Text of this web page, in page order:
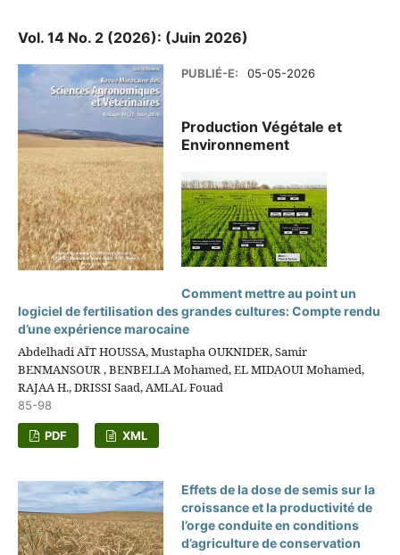
Vol. 14 No. 2 (2026): (Juin 2026)
PUBLIÉ-E: 05-05-2026
Production Végétale et
Environnement
Comment mettre au point un
logiciel de fertilisation des grandes cultures: Compte rendu
d’une expérience marocaine
Abdelhadi AÏT HOUSSA, Mustapha OUKNIDER, Samir
BENMANSOUR , BENBELLA Mohamed, EL MIDAOUI Mohamed,
RAJAA H., DRISSI Saad, AMLAL Fouad
85-98
PDF XML
Effets de la dose de semis sur la
croissance et la productivité de
l’orge conduite en conditions
d’agriculture de conservation